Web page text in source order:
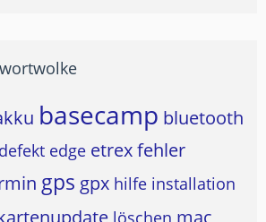
basecamp bluetooth
defekt edge etrexfehler
gps gpx hilfe installation
löschen mac